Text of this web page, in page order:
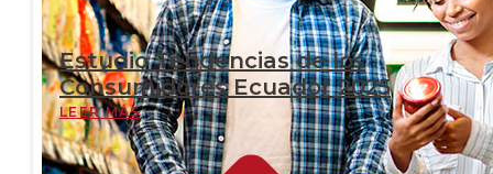
Estudio Tendencias de los
Consumidores Ecuador 2025
LEER MÁS